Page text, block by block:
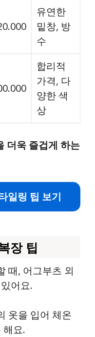
유연한
밑창, 방
수
합리적
가격, 다
양한 색
상
더욱 즐겁게 하는
일링 팁 보기
장 팁
때, 어그부츠 외
어요.
옷을 입어 체온
해요.